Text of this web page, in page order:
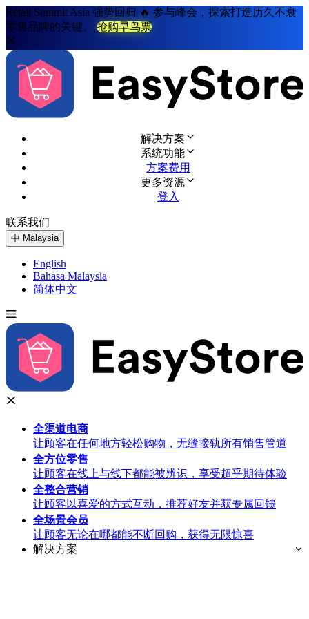
Retail Summit Asia 强势回归 🔥 参与峰会，探索打造历久不衰
零售品牌的关键。
抢购早鸟票
解决方案
系统功能
方案费用
更多资源
登入
联系我们
中 Malaysia
English
Bahasa Malaysia
简体中文
全渠道电商
让顾客在任何地方轻松购物，无缝接轨所有销售管道
全方位零售
让顾客在线上与线下都能被辨识，享受超乎期待体验
全整合营销
让顾客以喜爱的方式互动，推荐好友并获专属回馈
全场景会员
让顾客无论在哪都能不断回购，获得无限惊喜
解决方案